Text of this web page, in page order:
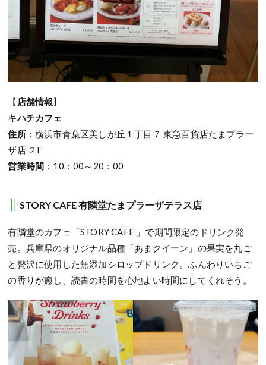
【 店舗情報】
キハチカフェ
住所：横浜市青葉区美しが丘１丁目７ 東急百貨店たまプラー
ザ店 ２F
営業時間 ：10：00～20：00
STORY CAFE 有隣堂たまプラーザテラス店
有隣堂のカフェ「STORY CAFE 」で期間限定のドリンク発
売。兵庫県のオリジナル品種「あまクイーン」の果実を丸ご
と贅沢に使用した無添加シロップドリンク。ふんわりいちご
の香りが癒し、読書の時間を心地よい時間にしてくれそう。